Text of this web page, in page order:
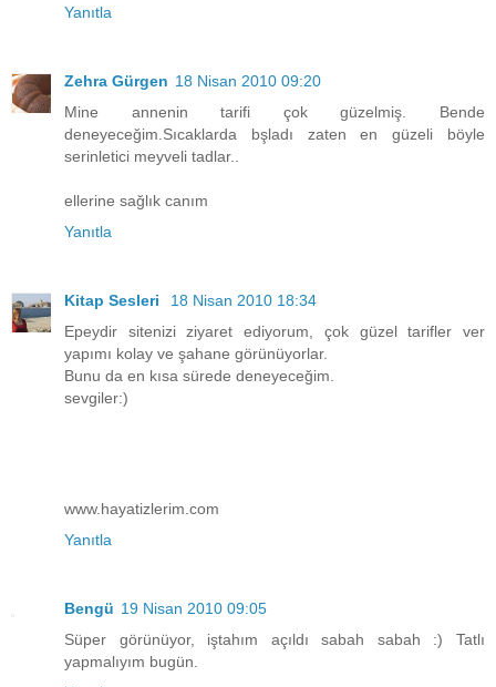
Yanıtla
Zehra Gürgen 18 Nisan 2010 09:20
Mine annenin tarifi çok güzelmiş. Bende
deneyeceğim.Sıcaklarda bşladı zaten en güzeli böyle
serinletici meyveli tadlar..
ellerine sağlık canım
Yanıtla
Kitap Sesleri
18 Nisan 2010 18:34
Epeydir sitenizi ziyaret ediyorum, çok güzel tarifler ver
yapımı kolay ve şahane görünüyorlar.
Bunu da en kısa sürede deneyeceğim.
sevgiler:)
www.hayatizlerim.com
Yanıtla
Bengü 19 Nisan 2010 09:05
Süper görünüyor, iştahım açıldı sabah sabah :) Tatlı
yapmalıyım bugün.